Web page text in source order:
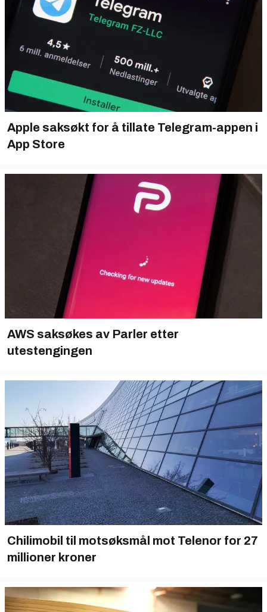
Apple saksøkt for å tillate Telegram-appen i
App Store
AWS saksøkes av Parler etter
utestengingen
Chilimobil til motsøksmål mot Telenor for 27
millioner kroner